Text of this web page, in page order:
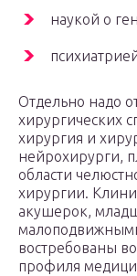
наукой о
Отдельно надо
хирургических
хирургия и
нейрохирурги,
области
хирургии.
акушерок,
востребованы
профиля